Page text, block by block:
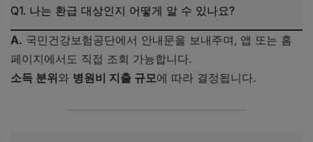
Q1. 나는 환급 대상인지 어떻게 알 수 있나요?
A. 국민건강보험공단에서 안내문을 보내주며, 앱 또는 홈
페이지에서도 직접 조회 가능합니다.
소득 분위와 병원비 지출 규모에 따라 결정됩니다.